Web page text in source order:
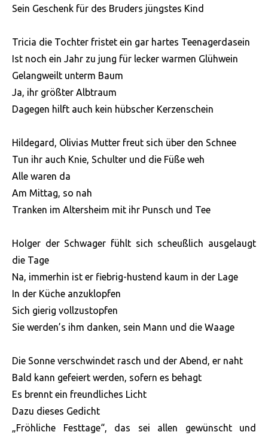
Sein Geschenk für des Bruders jüngstes Kind
Tricia die Tochter fristet ein gar hartes Teenagerdasein
Ist noch ein Jahr zu jung für lecker warmen Glühwein
Gelangweilt unterm Baum
Ja, ihr größter Albtraum
Dagegen hilft auch kein hübscher Kerzenschein
Hildegard, Olivias Mutter freut sich über den Schnee
Tun ihr auch Knie, Schulter und die Füße weh
Alle waren da
Am Mittag, so nah
Tranken im Altersheim mit ihr Punsch und Tee
Holger der Schwager fühlt sich scheußlich ausgelaugt
die Tage
Na, immerhin ist er fiebrig-hustend kaum in der Lage
In der Küche anzuklopfen
Sich gierig vollzustopfen
Sie werden’s ihm danken, sein Mann und die Waage
Die Sonne verschwindet rasch und der Abend, er naht
Bald kann gefeiert werden, sofern es behagt
Es brennt ein freundliches Licht
Dazu dieses Gedicht
„Fröhliche Festtage“, das sei allen gewünscht und